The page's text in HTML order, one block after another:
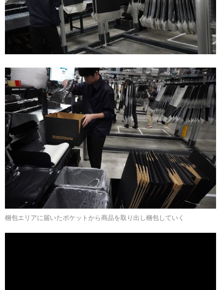
梱包エリアに届いたポケットから商品を取り出し梱包していく